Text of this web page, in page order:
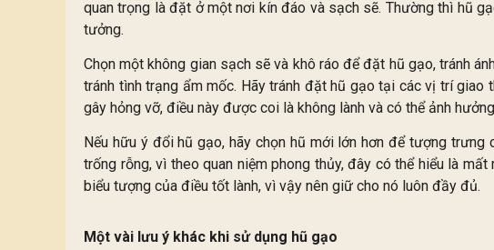
quan trọng là đặt ở một nơi kín đáo và sạch sẽ. Thường thì hũ
tưởng.
Chọn một không gian sạch sẽ và khô ráo để đặt hũ gạo, tránh
tránh tình trạng ẩm mốc. Hãy tránh đặt hũ gạo tại các vị trí giao
gây hỏng vỡ, điều này được coi là không lành và có thể ảnh
Nếu hữu ý đổi hũ gạo, hãy chọn hũ mới lớn hơn để tượng trưng
trống rỗng, vì theo quan niệm phong thủy, đây có thể hiểu là
biểu tượng của điều tốt lành, vì vậy nên giữ cho nó luôn đầy đủ.
Một vài lưu ý khác khi sử dụng hũ gạo